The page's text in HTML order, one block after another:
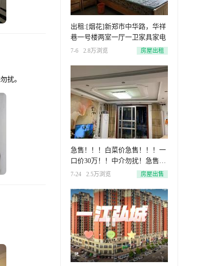
扰。
出租:[烟花]新郑市中华路，华祥
巷一号楼两室一厅一卫家具家电
7-6 2.8万浏览 房屋出租
急售！！！白菜价急售！！！一
口价30万！！中介勿扰！急售梨
河
7-24 2.5万浏览 房屋出售